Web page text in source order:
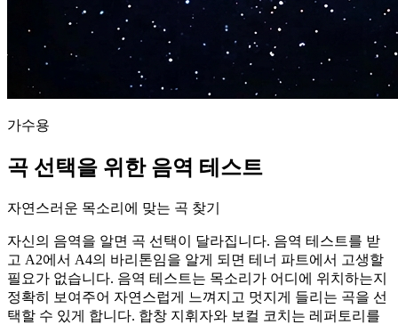
가수용
곡 선택을 위한 음역 테스트
자연스러운 목소리에 맞는 곡 찾기
자신의 음역을 알면 곡 선택이 달라집니다. 음역 테스트를 받
고 A2에서 A4의 바리톤임을 알게 되면 테너 파트에서 고생할
필요가 없습니다. 음역 테스트는 목소리가 어디에 위치하는지
정확히 보여주어 자연스럽게 느껴지고 멋지게 들리는 곡을 선
택할 수 있게 합니다. 합창 지휘자와 보컬 코치는 레퍼토리를